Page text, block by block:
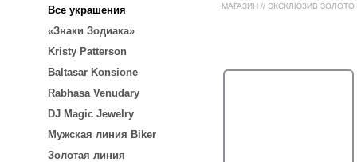
Все украшения
«Знаки Зодиака»
Kristy Patterson
Baltasar Konsione
Rabhasa Venudary
DJ Magic Jewelry
Мужская линия Biker
Золотая линия
МАГАЗИН // ЭКСКЛЮЗИВ ЗОЛОТО